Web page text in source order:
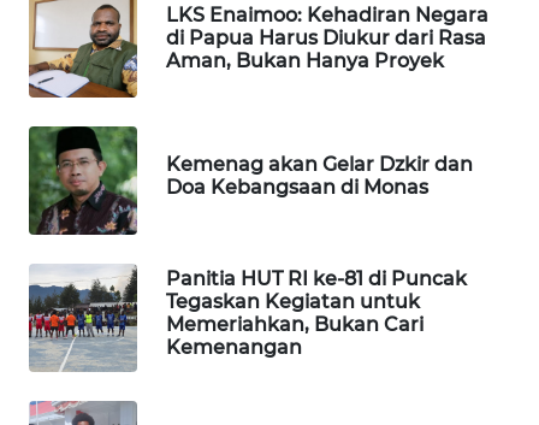
LKS Enaimoo: Kehadiran Negara
di Papua Harus Diukur dari Rasa
Aman, Bukan Hanya Proyek
Kemenag akan Gelar Dzkir dan
Doa Kebangsaan di Monas
Panitia HUT RI ke-81 di Puncak
Tegaskan Kegiatan untuk
Memeriahkan, Bukan Cari
Kemenangan
MAWAKA
ID
MARTABAT
NET
PLN
WATCH
MKLI
LPKKI
LKKI